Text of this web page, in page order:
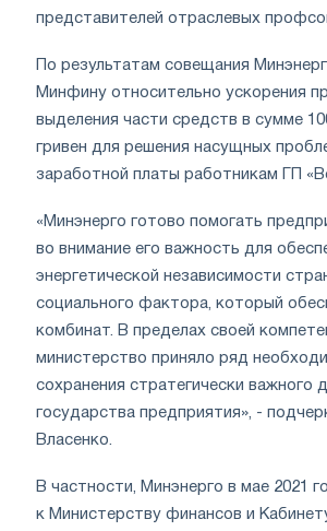
представителей отраслевых
По результатам совещания
Минфину относительно ускорения
выделения части средств в сумме
гривен для решения насущных
заработной платы работникам ГП
«Минэнерго готово помогать
во внимание его важность для
энергетической независимости
социального фактора, который
комбинат. В пределах своей
министерство приняло ряд
сохранения стратегически важного
государства предприятия», -
Власенко.
В частности, Минэнерго в мае 2021
к Министерству финансов и